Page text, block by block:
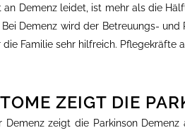
an Demenz leidet, ist mehr als die
Demenz wird der Betreuungs-
Familie sehr hilfreich.
ZEIGT DIE
Demenz zeigt die Parkinson